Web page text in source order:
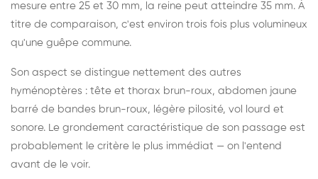
mesure entre 25 et 30 mm, la reine peut atteindre 35 mm. À
titre de comparaison, c'est environ trois fois plus volumineux
qu'une guêpe commune.
Son aspect se distingue nettement des autres
hyménoptères : tête et thorax brun-roux, abdomen jaune
barré de bandes brun-roux, légère pilosité, vol lourd et
sonore. Le grondement caractéristique de son passage est
probablement le critère le plus immédiat — on l'entend
avant de le voir.